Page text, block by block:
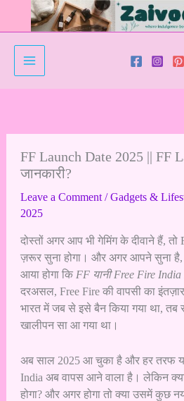
FF Launch Date 2025 || FF
जानकारी?
Leave a Comment /Gadgets &
2025
दोस्तों अगर आप भी गेमिंग के दीवाने हैं,
ज़रूर सुना होगा। और अगर आपने सुना
आया होगा कि FF यानी Free Fire India
दरअसल, Free Fire की वापसी का
भारत में जब से इसे बैन किया गया था, तब
खालीपन सा आ गया था।
अब साल 2025 आ चुका है और हर तरफ
India अब वापस आने वाला है। लेकिन
होगा? और अगर होगा तो क्या उसमें कुछ